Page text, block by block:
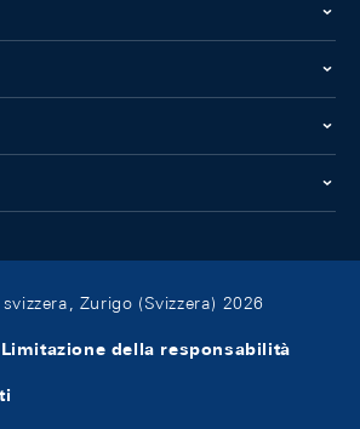
Zurigo (Svizzera) 2026
Limitazione della responsabilità